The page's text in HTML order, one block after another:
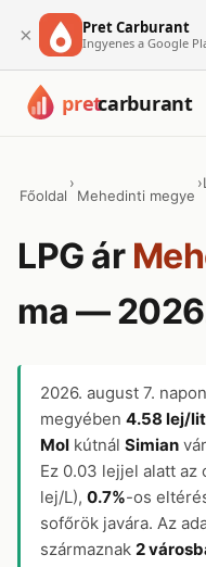
× Pret Carburant
Ingyenes a Google
Főoldal
›
Mehedinti megye
›
LPG ár
ma —
2026. august 7.
megyében 4.58 lej/
Mol kútnál Simian
Ez 0.03 lejjel alatt az
lej/L), 0.7%-os
sofőrök javára. Az
származnak 2